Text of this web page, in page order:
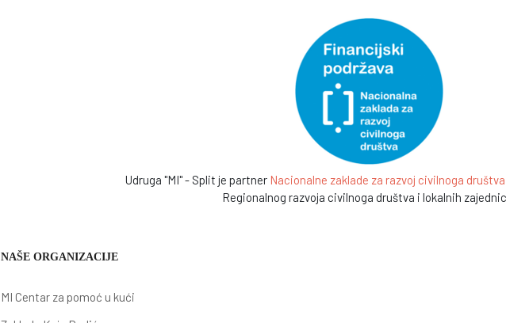
Udruga "MI" - Split je partner Nacionalne zaklade za razvoj civilnoga društva
Regionalnog razvoja civilnoga društva i lokalnih
NAŠE ORGANIZACIJE
MI Centar za pomoć u kući